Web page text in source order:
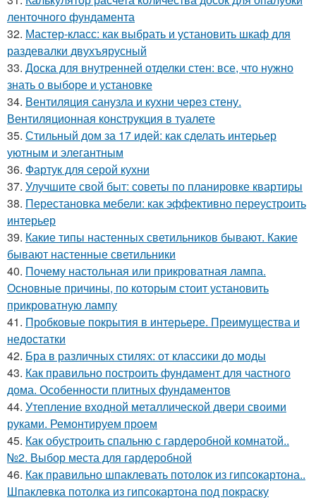
ленточного фундамента
32. Мастер-класс: как выбрать и установить шкаф для
раздевалки двухъярусный
33. Доска для внутренней отделки стен: все, что нужно
знать о выборе и установке
34. Вентиляция санузла и кухни через стену.
Вентиляционная конструкция в туалете
35. Стильный дом за 17 идей: как сделать интерьер
уютным и элегантным
36. Фартук для серой кухни
37. Улучшите свой быт: советы по планировке квартиры
38. Перестановка мебели: как эффективно переустроить
интерьер
39. Какие типы настенных светильников бывают. Какие
бывают настенные светильники
40. Почему настольная или прикроватная лампа.
Основные причины, по которым стоит установить
прикроватную лампу
41. Пробковые покрытия в интерьере. Преимущества и
недостатки
42. Бра в различных стилях: от классики до моды
43. Как правильно построить фундамент для частного
дома. Особенности плитных фундаментов
44. Утепление входной металлической двери своими
руками. Ремонтируем проем
45. Как обустроить спальню с гардеробной комнатой..
№2. Выбор места для гардеробной
46. Как правильно шпаклевать потолок из гипсокартона..
Шпаклевка потолка из гипсокартона под покраску